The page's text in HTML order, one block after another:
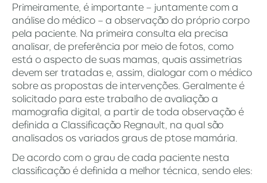
Primeiramente, é importante – juntamente com a
análise do médico – a observação do próprio corpo
pela paciente. Na primeira consulta ela precisa
analisar, de preferência por meio de fotos, como
está o aspecto de suas mamas, quais assimetrias
devem ser tratadas e, assim, dialogar com o médico
sobre as propostas de intervenções. Geralmente é
solicitado para este trabalho de avaliação a
mamografia digital, a partir de toda observação é
definida a Classificação Regnault, na qual são
analisados os variados graus de ptose mamária.
De acordo com o grau de cada paciente nesta
classificação é definida a melhor técnica, sendo eles: